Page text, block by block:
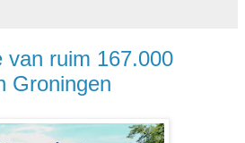
van ruim 167.000
Groningen